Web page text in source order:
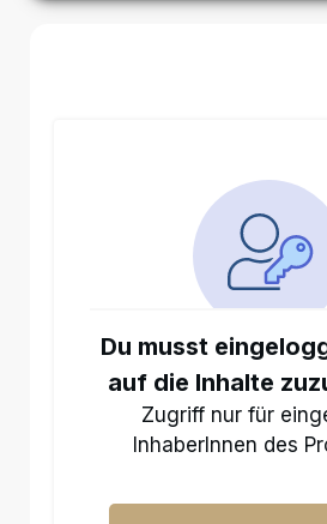
Du musst
auf die Inhalte
Zugriff nur für
InhaberInnen des